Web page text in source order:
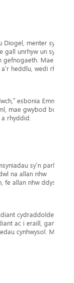
menter syml
unrhyw un sy’n
Mae’r
heddlu, wedi rhoi
esbonia Emma.
mae gwybod bod
rhyddid.
sy’n parhau
na allan nhw
fe allan nhw ddysgu
cydraddoldeb i
ac i eraill, gan
cynhwysol. Mae